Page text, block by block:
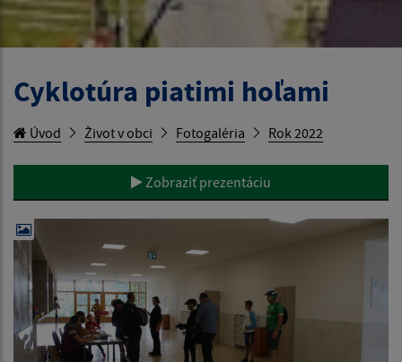
Cyklotúra piatimi hoľami
Úvod Život v obci Fotogaléria Rok 2022
Zobraziť prezentáciu